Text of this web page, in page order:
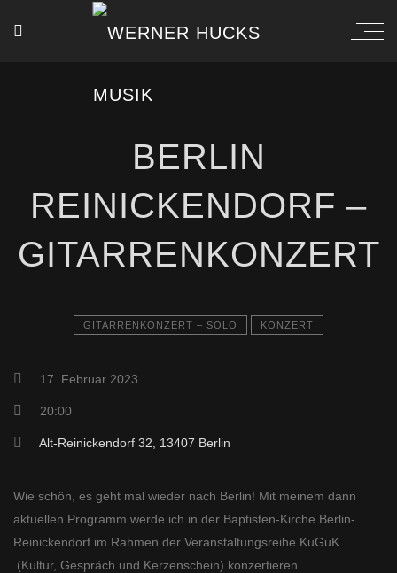
BERLIN
REINICKENDORF –
GITARRENKONZERT
GITARRENKONZERT – SOLO KONZERT
17. Februar 2023
20:00
Alt-Reinickendorf 32, 13407 Berlin
Wie schön, es geht mal wieder nach Berlin! Mit meinem dann
aktuellen Programm werde ich in der Baptisten-Kirche Berlin-
Reinickendorf im Rahmen der Veranstaltungsreihe KuGuK
(Kultur, Gespräch und Kerzenschein) konzertieren.